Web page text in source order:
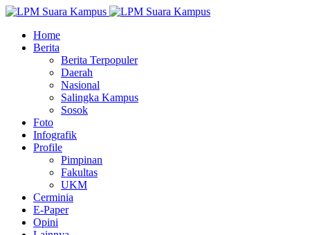
Home
Berita
Berita Terpopuler
Daerah
Nasional
Salingka Kampus
Sosok
Foto
Infografik
Profile
Pimpinan
Fakultas
UKM
Cerminia
E-Paper
Opini